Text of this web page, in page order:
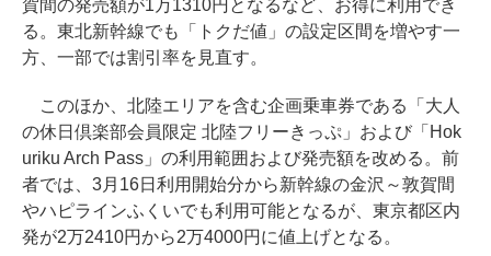
賀間の発売額が1万1310円となるなど、お得に利用でき
る。東北新幹線でも「トクだ値」の設定区間を増やす一
方、一部では割引率を見直す。
このほか、北陸エリアを含む企画乗車券である「大人
の休日倶楽部会員限定 北陸フリーきっぷ」および「Hok
uriku Arch Pass」の利用範囲および発売額を改める。前
者では、3月16日利用開始分から新幹線の金沢～敦賀間
やハピラインふくいでも利用可能となるが、東京都区内
発が2万2410円から2万4000円に値上げとなる。